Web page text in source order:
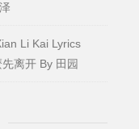
Li Kai Lyrics
离开 By 田园